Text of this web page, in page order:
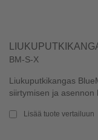
BM-S-X
Liukuputkikangas
siirtymisen ja asennon
Lisää tuote vertailuun